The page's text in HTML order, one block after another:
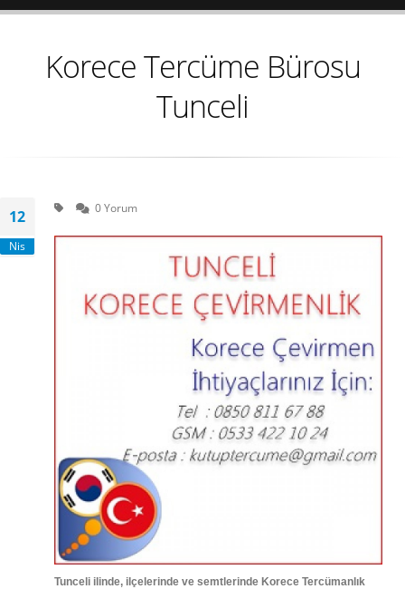
Korece Tercüme Bürosu
Tunceli
12
Nis
0 Yorum
Tunceli ilinde, ilçelerinde ve semtlerinde Korece Tercümanlık